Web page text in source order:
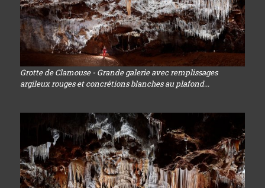
Grotte de Clamouse - Grande galerie avec remplissages
argileux rouges et concrétions blanches au plafond...